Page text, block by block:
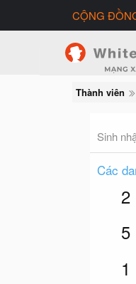
CỘNG
Thành viên
Sinh
Các
2
5
1